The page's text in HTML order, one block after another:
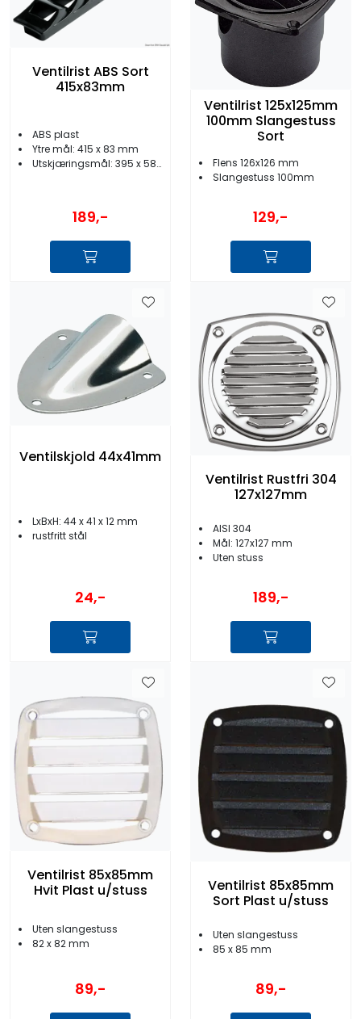
Ventilrist ABS Sort
415x83mm
ABS plast
Ytre mål: 415 x 83 mm
Utskjæringsmål: 395 x 58 mm
189,-
Ventilrist 125x125mm
100mm Slangestuss
Sort
Flens 126x126 mm
Slangestuss 100mm
129,-
Ventilskjold 44x41mm
LxBxH: 44 x 41 x 12 mm
rustfritt stål
24,-
Ventilrist Rustfri 304
127x127mm
AISI 304
Mål: 127x127 mm
Uten stuss
189,-
Ventilrist 85x85mm
Hvit Plast u/stuss
Uten slangestuss
82 x 82 mm
89,-
Ventilrist 85x85mm
Sort Plast u/stuss
Uten slangestuss
85 x 85 mm
89,-